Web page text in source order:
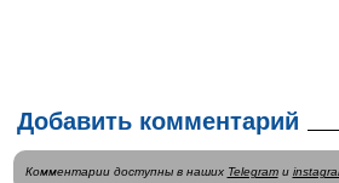
Добавить комментарий
Комментарии доступны в наших Telegramи